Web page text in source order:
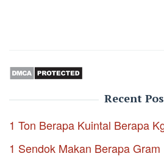
Recent
1 Ton Berapa Kuintal Berapa
1 Sendok Makan Berapa Gram